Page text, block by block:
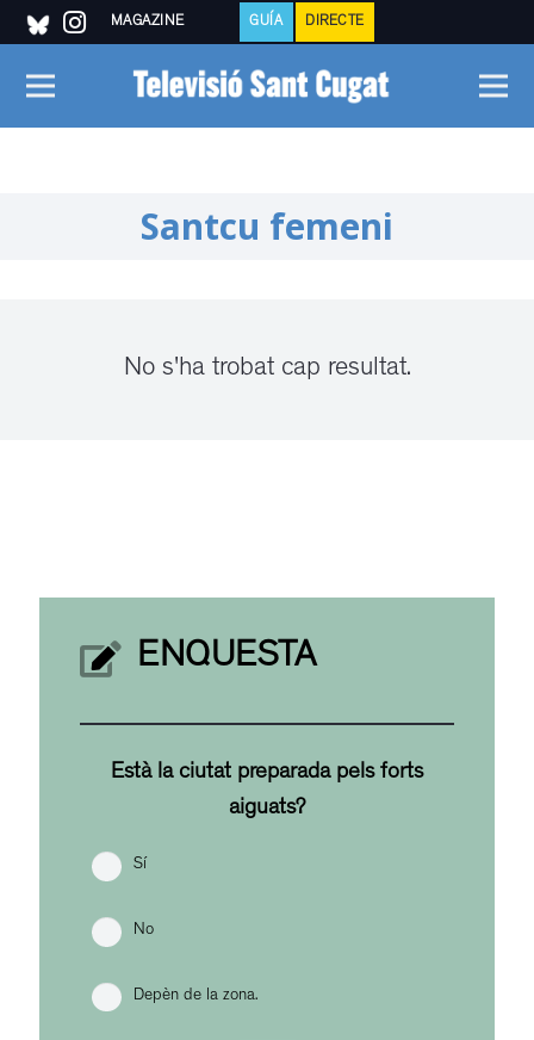
MAGAZINE GUÍA DIRECTE
Santcu femeni
No s'ha trobat cap resultat.
ENQUESTA
Està la ciutat preparada pels forts
aiguats?
Sí
No
Depèn de la zona.